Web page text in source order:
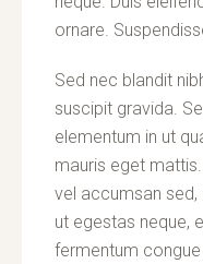
ornare.
Sed nec blandit
suscipit gravida.
elementum in ut
mauris eget
vel accumsan
ut egestas neque,
fermentum